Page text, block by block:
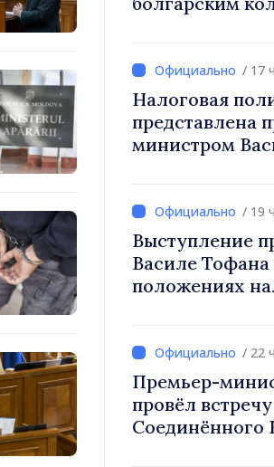
/ 17
Налоговая
представлена
министром
инвестиций и/ 19
Выступление
Василе
положениях
/ 22
Премьер-
провёл
Соединённого